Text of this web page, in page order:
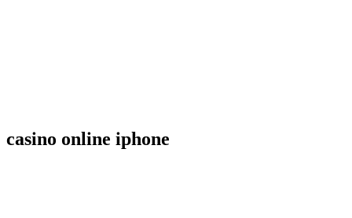
casino online iphone